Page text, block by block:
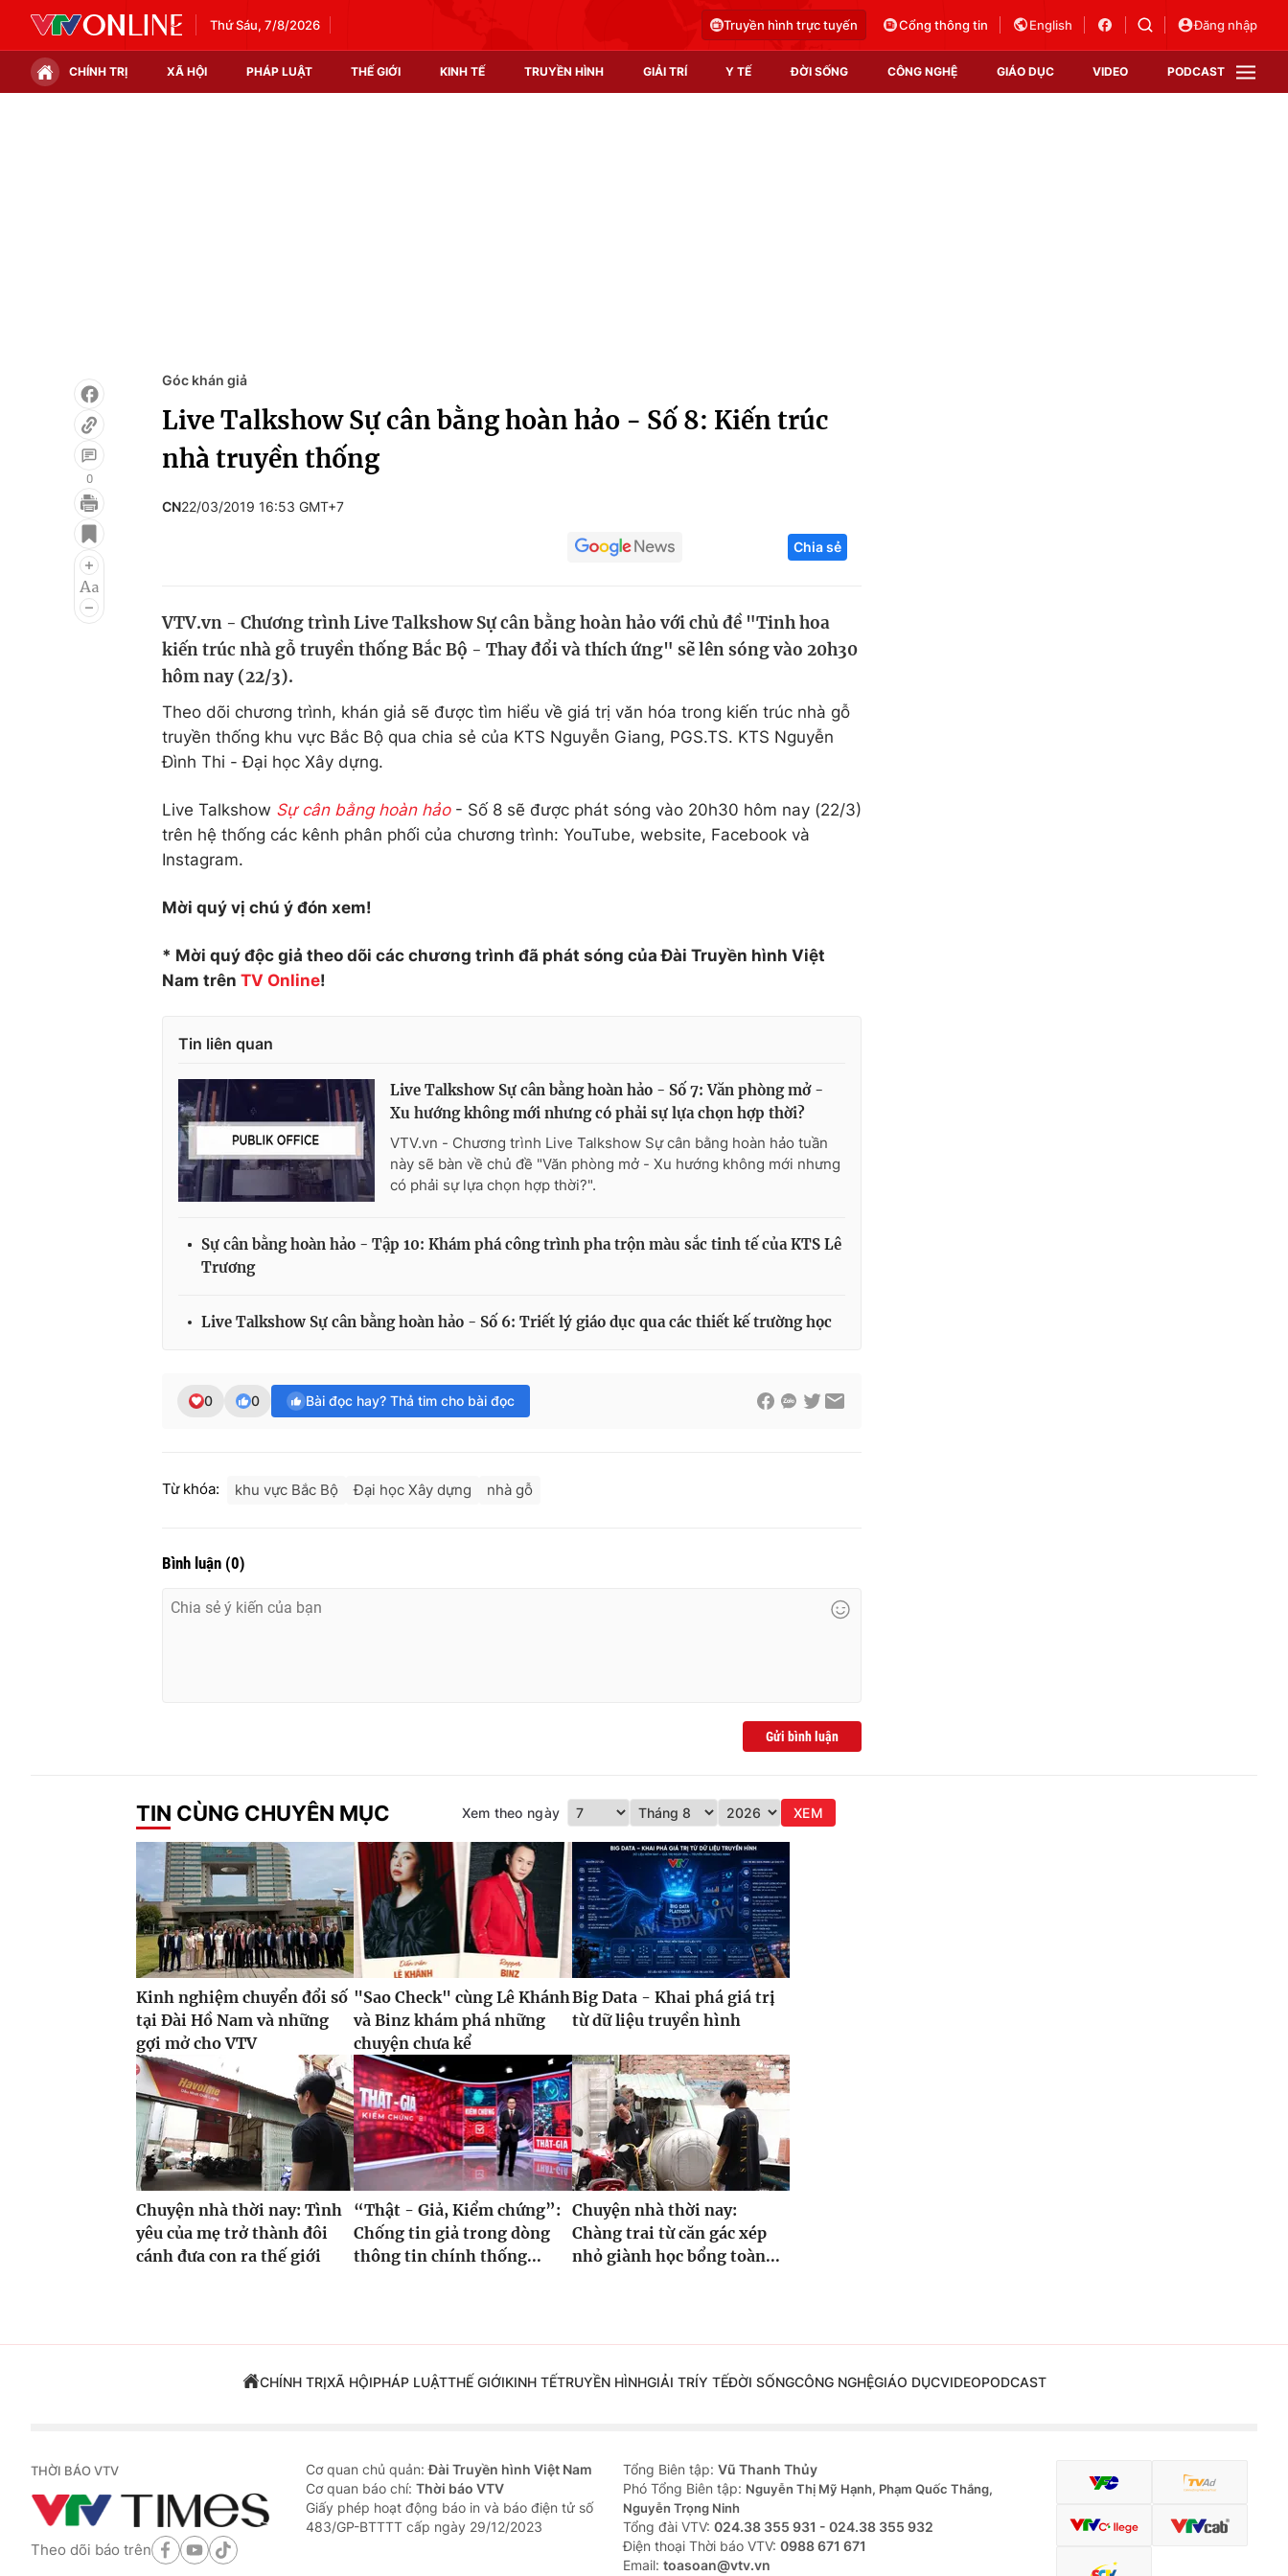
Thứ Sáu, 7/8/2026 Truyền hình trực tuyến Cổng thông tin English Đăng nhập
CHÍNH TRỊ XÃ HỘI PHÁP LUẬT THẾ GIỚI KINH TẾ TRUYỀN HÌNH GIẢI TRÍ Y TẾ ĐỜI SỐNG CÔNG NGHỆ GIÁO DỤC VIDEO PODCAST
Infographic
Điện ảnh
Âm nhạc
Chất lượng cuộc sống
Tuyển sinh
Hitech Công nghệ tương lai
Thị trường
0
Góc khán giả
Live Talkshow Sự cân bằng hoàn hảo - Số 8: Kiến trúc
nhà truyền thống
CN22/03/2019 16:53 GMT+7
Chia sẻ
VTV.vn - Chương trình Live Talkshow Sự cân bằng hoàn hảo với chủ đề "Tinh hoa
kiến trúc nhà gỗ truyền thống Bắc Bộ - Thay đổi và thích ứng" sẽ lên sóng vào 20h30
hôm nay (22/3).
Theo dõi chương trình, khán giả sẽ được tìm hiểu về giá trị văn hóa trong kiến trúc nhà gỗ
truyền thống khu vực Bắc Bộ qua chia sẻ của KTS Nguyễn Giang, PGS.TS. KTS Nguyễn
Đình Thi - Đại học Xây dựng.
Live Talkshow Sự cân bằng hoàn hảo- Số 8 sẽ được phát sóng vào 20h30 hôm nay (22/3)
trên hệ thống các kênh phân phối của chương trình: YouTube, website, Facebook và
Instagram.
Mời quý vị chú ý đón xem!
* Mời quý độc giả theo dõi các chương trình đã phát sóng của Đài Truyền hình Việt
Nam trên TV Online!
Tin liên quan
Live Talkshow Sự cân bằng hoàn hảo - Số 7: Văn phòng mở -
Xu hướng không mới nhưng có phải sự lựa chọn hợp thời?
VTV.vn - Chương trình Live Talkshow Sự cân bằng hoàn hảo tuần
này sẽ bàn về chủ đề "Văn phòng mở - Xu hướng không mới nhưng
có phải sự lựa chọn hợp thời?".
Sự cân bằng hoàn hảo - Tập 10: Khám phá công trình pha trộn màu sắc tinh tế của KTS Lê
Trương
Live Talkshow Sự cân bằng hoàn hảo - Số 6: Triết lý giáo dục qua các thiết kế trường học
0 0 Bài đọc hay? Thả tim cho bài đọc
Từ khóa: khu vực Bắc Bộ Đại học Xây dựng nhà gỗ
Bình luận (0)
Gửi bình luận
TIN CÙNG CHUYÊN MỤC Xem theo ngày XEM
Kinh nghiệm chuyển đổi số
tại Đài Hồ Nam và những
gợi mở cho VTV
"Sao Check" cùng Lê Khánh
và Binz khám phá những
chuyện chưa kể
Big Data - Khai phá giá trị
từ dữ liệu truyền hình
Chuyện nhà thời nay: Tình
yêu của mẹ trở thành đôi
cánh đưa con ra thế giới
“Thật - Giả, Kiểm chứng”:
Chống tin giả trong dòng
thông tin chính thống...
Chuyện nhà thời nay:
Chàng trai từ căn gác xép
nhỏ giành học bổng toàn...
CHÍNH TRỊXÃ HỘIPHÁP LUẬTTHẾ GIỚIKINH TẾTRUYỀN HÌNHGIẢI TRÍY TẾĐỜI SỐNGCÔNG NGHỆGIÁO DỤCVIDEOPODCAST
THỜI BÁO VTV
Theo dõi báo trên
Cơ quan chủ quản:Đài Truyền hình Việt Nam
Cơ quan báo chí: Thời báo VTV
Giấy phép hoạt động báo in và báo điện tử số
483/GP-BTTTT cấp ngày 29/12/2023
Tổng Biên tập: Vũ Thanh Thủy
Phó Tổng Biên tập: Nguyễn Thị Mỹ Hạnh, Phạm Quốc Thắng,
Nguyễn Trọng Ninh
Tổng đài VTV: 024.38 355 931 - 024.38 355 932
Ðiện thoại Thời báo VTV: 0988 671 671
Email: toasoan@vtv.vn